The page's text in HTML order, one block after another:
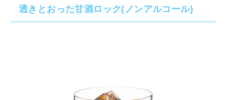
透きとおった甘酒ロック(ノンアルコール)